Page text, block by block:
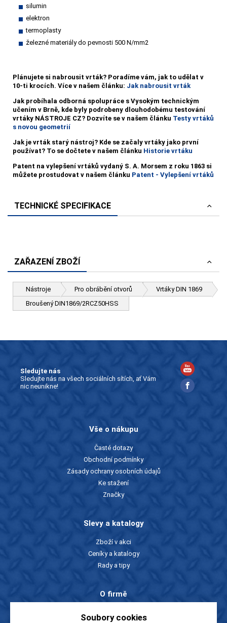
silumin
elektron
termoplasty
železné materiály do pevnosti 500 N/mm2
Plánujete si nabrousit vrták? Poradíme vám, jak to udělat v
10-ti krocích. Více v našem článku: Jak nabrousit vrták
Jak probíhala odborná spolupráce s Vysokým technickým
učením v Brně, kde byly podrobeny dlouhodobému testování
vrtáky NÁSTROJE CZ? Dozvíte se v našem článku Testy vrtáků
s novou geometrií
Jak je vrták starý nástroj? Kde se začaly vrtáky jako první
používat? To se dočtete v našem článku Historie vrtáku
Patent na vylepšení vrtáků vydaný S. A. Morsem z roku 1863 si
můžete prostudovat v našem článku Patent - Vylepšení vrtáků
TECHNICKÉ SPECIFIKACE
ZAŘAZENÍ ZBOŽÍ
Nástroje Pro obrábění otvorů
Vrtáky DIN 1869
Broušený DIN1869/2RCZ50HSS
Sledujte nás
Sledujte nás na všech sociálních sítích, ať Vám
nic neunikne!
Vše o nákupu
Časté dotazy
Obchodní podmínky
Zásady ochrany osobních údajů
Ke stažení
Značky
Slevy a katalogy
Zboží v akci
Ceníky a katalogy
Rady a tipy
O firmě
Soubory cookies